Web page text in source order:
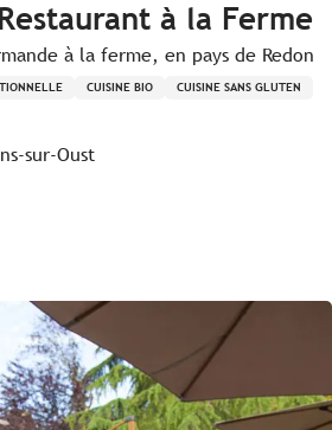
à la Ferme
à la ferme, en pays de Redon
CUISINE BIO
CUISINE SANS GLUTEN
sur-Oust
favoris